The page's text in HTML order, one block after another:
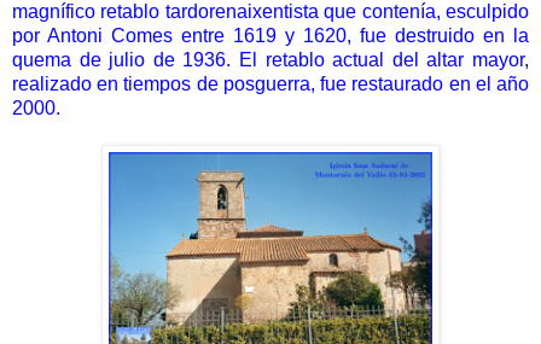
magnífico retablo tardorenaixentista que contenía, esculpido
por Antoni Comes entre 1619 y 1620, fue destruido en la
quema de julio de 1936. El retablo actual del altar mayor,
realizado en tiempos de posguerra, fue restaurado en el año
2000.